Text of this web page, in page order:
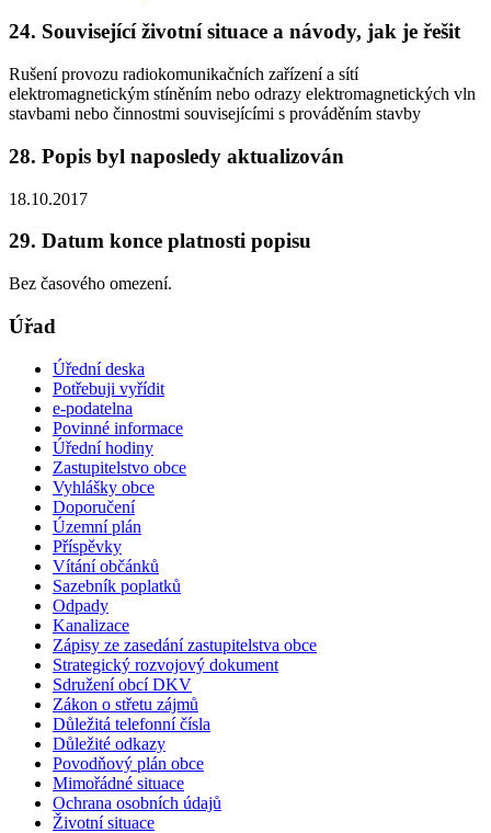
24. Související životní situace a návody, jak je řešit
Rušení provozu radiokomunikačních zařízení a sítí
elektromagnetickým stíněním nebo odrazy elektromagnetických vln
stavbami nebo činnostmi souvisejícími s prováděním stavby
28. Popis byl naposledy aktualizován
18.10.2017
29. Datum konce platnosti popisu
Bez časového omezení.
Úřad
Úřední deska
Potřebuji vyřídit
e-podatelna
Povinné informace
Úřední hodiny
Zastupitelstvo obce
Vyhlášky obce
Doporučení
Územní plán
Příspěvky
Vítání občánků
Sazebník poplatků
Odpady
Kanalizace
Zápisy ze zasedání zastupitelstva obce
Strategický rozvojový dokument
Sdružení obcí DKV
Zákon o střetu zájmů
Důležitá telefonní čísla
Důležité odkazy
Povodňový plán obce
Mimořádné situace
Ochrana osobních údajů
Životní situace